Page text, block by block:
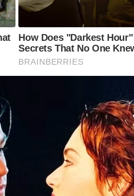
How Does "Darkest Hour"
Secrets That No One
BRAINBERRIES